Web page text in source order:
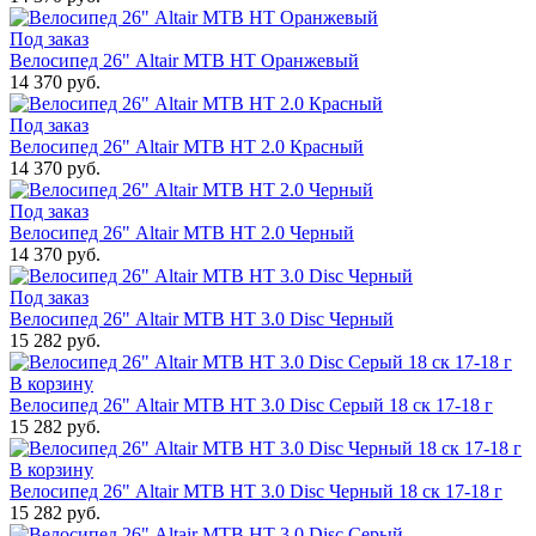
Под заказ
Велосипед 26" Altair MTB HT Оранжевый
14 370 руб.
Под заказ
Велосипед 26" Altair MTB HT 2.0 Красный
14 370 руб.
Под заказ
Велосипед 26" Altair MTB HT 2.0 Черный
14 370 руб.
Под заказ
Велосипед 26" Altair MTB HT 3.0 Disc Черный
15 282 руб.
В корзину
Велосипед 26" Altair MTB HT 3.0 Disc Серый 18 ск 17-18 г
15 282 руб.
В корзину
Велосипед 26" Altair MTB HT 3.0 Disc Черный 18 ск 17-18 г
15 282 руб.